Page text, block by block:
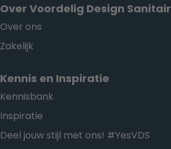
Over Voordelig Design Sanitair
Over ons
Zakelijk
Kennis en Inspiratie
Kennisbank
Inspiratie
Deel jouw stijl met ons! #YesVDS